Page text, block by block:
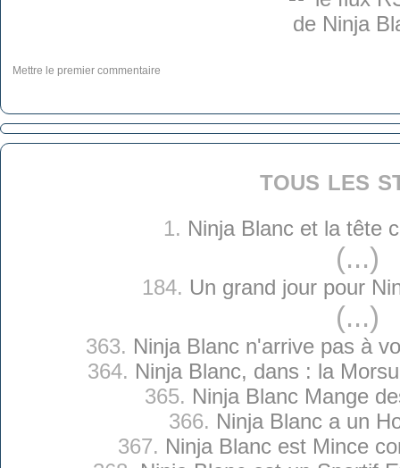
Mettre le premier commentaire
tous les
1. Ninja Blanc et la tête
(...)
184. Un grand jour pour
(...)
363. Ninja Blanc n'arrive pas à
364. Ninja Blanc, dans : la
365. Ninja Blanc Mange
366. Ninja Blanc a un
367. Ninja Blanc est Mince